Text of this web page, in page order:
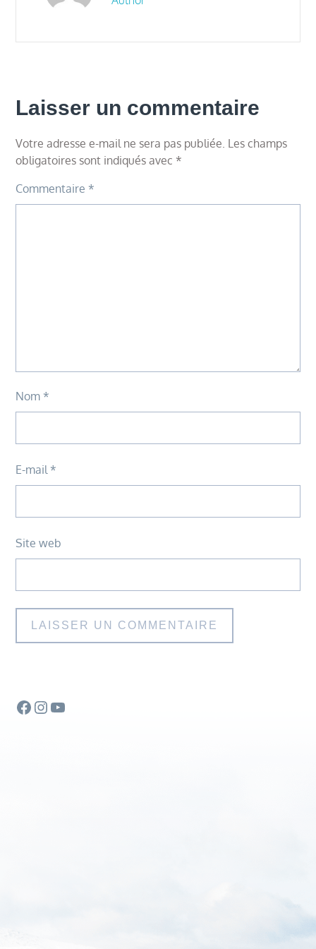
Laisser un commentaire
Votre adresse e-mail ne sera pas publiée. Les champs
obligatoires sont indiqués avec *
Commentaire *
Nom *
E-mail *
Site web
Facebook
Instagram
YouTube